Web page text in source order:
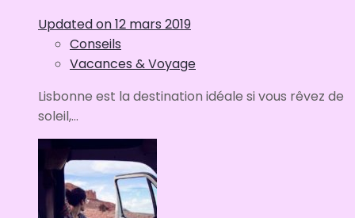
Updated on12 mars 2019
Conseils
Vacances & Voyage
Lisbonne est la destination idéale si vous rêvez de
soleil,...